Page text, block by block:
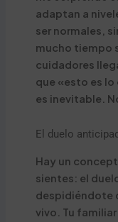
adaptan a
ser normales,
mucho tiempo
cuidadores
que «esto es
es inevitable.
El duelo
Hay un
sientes: el
despidiéndote
vivo. Tu